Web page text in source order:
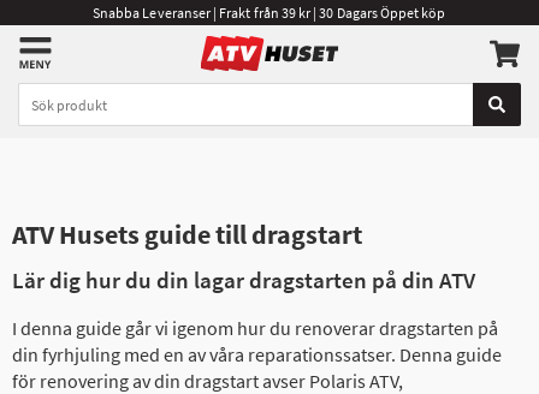
Snabba Leveranser | Frakt från 39 kr | 30 Dagars Öppet köp
ATV Husets guide till dragstart
Lär dig hur du din lagar dragstarten på din ATV
I denna guide går vi igenom hur du renoverar dragstarten på
din fyrhjuling med en av våra reparationssatser. Denna guide
för renovering av din dragstart avser Polaris ATV,